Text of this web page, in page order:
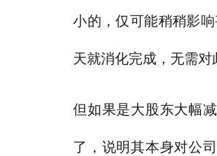
小的，仅可能稍稍影
天就消化完成，无需对
但如果是大股东大幅
了，说明其本身对公